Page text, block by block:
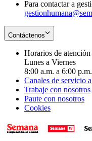
Para contactar a
Contáctenos
Horarios de atención
Lunes a Viernes
8:00 a.m. a 6:00 p.m.
Canales de servicio
Trabaje con nosotros
Paute con nosotros
Cookies